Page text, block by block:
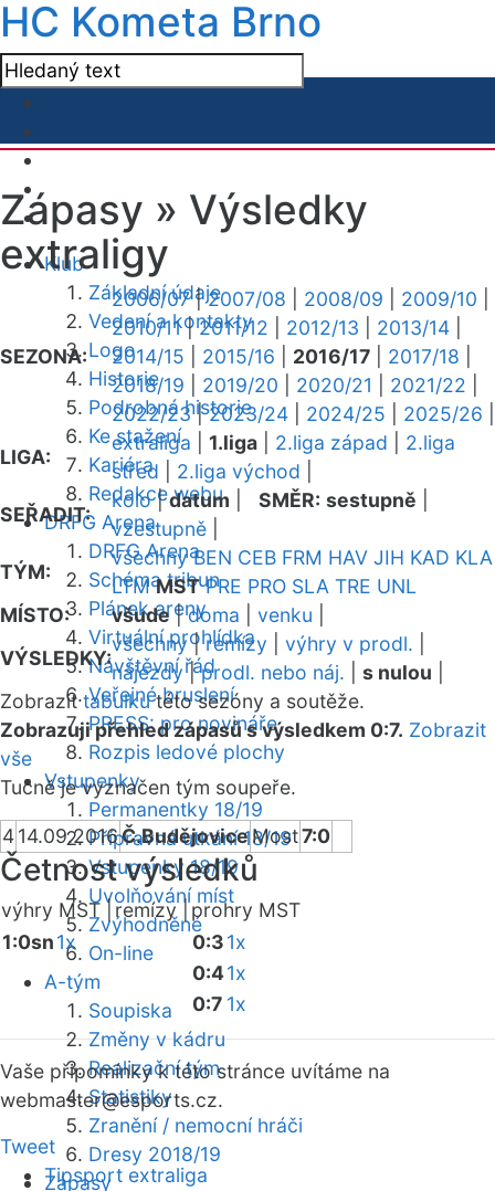
HC Kometa Brno
Klub
Základní údaje
Vedení a kontakty
Logo
Historie
Podrobná historie
Ke stažení
Kariéra
Redakce webu
DRFG Arena
DRFG Arena
Schéma tribun
Plánek areny
Virtuální prohlídka
Návštěvní řád
Veřejné bruslení
PRESS: pro novináře
Rozpis ledové plochy
Vstupenky
Permanentky 18/19
Přípravná utkání 18/19
Vstupenky 18/19
Uvolňování míst
Zvýhodněné
On-line
A-tým
Soupiska
Změny v kádru
Realizační tým
Statistiky
Zranění / nemocní hráči
Dresy 2018/19
Zápasy
Zápasy » Výsledky
extraligy
SEZONA:
2006/07|2007/08 2008/09 2009/10
2010/11|2011/12 2012/13 2013/14
2014/15
2015/16 2016/17 2017/18
2018/19
2019/20 2020/21 2021/22
2022/23|2023/24 2024/25 2025/26
LIGA:
extraliga 1.liga 2.liga západ
2.liga
střed
2.liga východ
SEŘADIT:
kolo|datum SMĚR: sestupně
vzestupně
TÝM:
všechny BEN CEB FRM HAV JIH KAD KLA
LTM MST PRE PRO SLA TRE UNL
MÍSTO:
všude|doma venku
VÝSLEDKY:
všechny|remízy výhry v prodl.
nájezdy|prodl. nebo náj. s nulou
Zobrazittabulkutéto sezóny a soutěže.
Zobrazuji přehled zápasů s výsledkem 0:7. Zobrazit
vše
Tučně je vyznačen tým soupeře.
414.09.2016Č.BudějoviceMost7:0
Četnost výsledků
výhry MST | remízy |prohry MST
1:0sn1x 0:31x
0:41x
0:7 1x
Vaše připomínky k této stránce uvítáme na
webmaster@esports.cz.
Tweet
Tipsport extraliga